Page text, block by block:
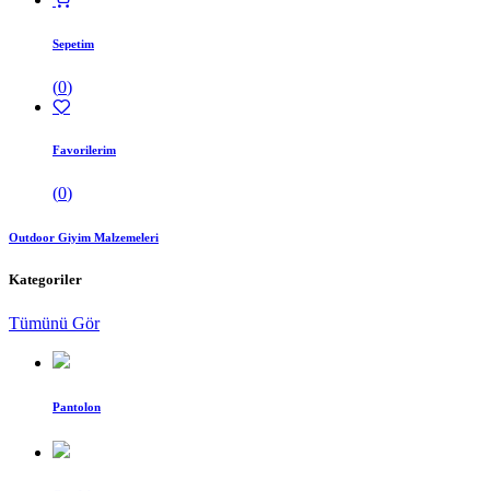
Sepetim
(0)
Favorilerim
(0)
Outdoor Giyim Malzemeleri
Kategoriler
Tümünü Gör
Pantolon